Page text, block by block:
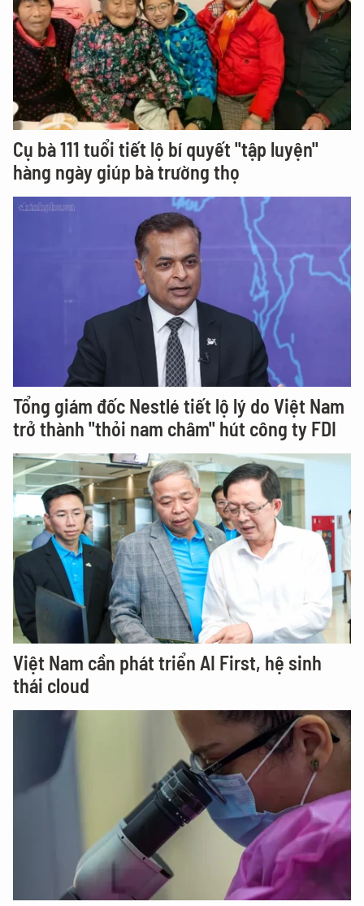
Cụ bà 111 tuổi tiết lộ bí quyết "tập luyện"
hàng ngày giúp bà trường thọ
Tổng giám đốc Nestlé tiết lộ lý do Việt Nam
trở thành "thỏi nam châm" hút công ty FDI
Việt Nam cần phát triển AI First, hệ sinh
thái cloud